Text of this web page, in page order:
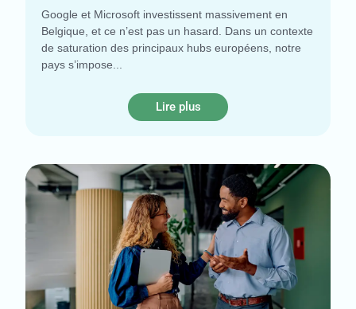
Google et Microsoft investissent massivement en
Belgique, et ce n’est pas un hasard. Dans un contexte
de saturation des principaux hubs européens, notre
pays s’impose
Lire plus